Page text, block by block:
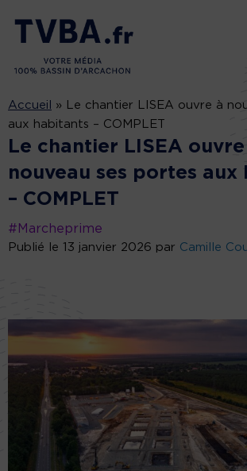
Accueil »
Le chantier LISEA ouvre à
aux habitants – COMPLET
Le chantier LISEA ouvre
nouveau ses portes aux
– COMPLET
#Marcheprime
Publié le 13 janvier 2026 par Camille